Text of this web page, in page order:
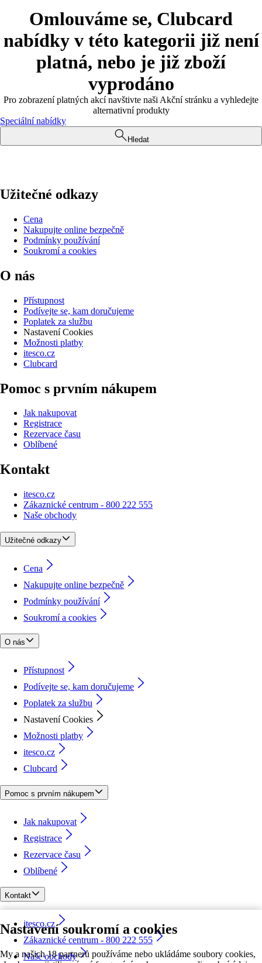
Nastavení soukromí a cookies
My a našich 18 partnerů používáme nebo ukládáme soubory cookies,
Omlouváme se, Clubcard
nabídky v této kategorii již není
platná, nebo je již zboží
vyprodáno
Pro zobrazení platných akcí navštivte naši Akční stránku a vyhledejte
alternativní produkty
Speciální nabídky
Hledat
Užitečné odkazy
Cena
Nakupujte online bezpečně
Podmínky používání
Soukromí a cookies
O nás
Přístupnost
Podívejte se, kam doručujeme
Poplatek za službu
Nastavení Cookies
Možnosti platby
itesco.cz
Clubcard
Pomoc s prvním nákupem
Jak nakupovat
Registrace
Rezervace času
Oblíbené
Kontakt
itesco.cz
Zákaznické centrum - 800 222 555
Naše obchody
Užitečné odkazy
Cena
Nakupujte online bezpečně
Podmínky používání
Soukromí a cookies
O nás
Přístupnost
Podívejte se, kam doručujeme
Poplatek za službu
Nastavení Cookies
Možnosti platby
itesco.cz
Clubcard
Pomoc s prvním nákupem
Jak nakupovat
Registrace
Rezervace času
Oblíbené
Kontakt
itesco.cz
Zákaznické centrum - 800 222 555
Naše obchody